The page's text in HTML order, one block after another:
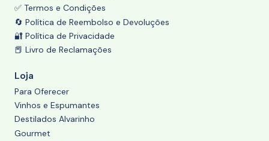
✅ Termos e Condições
🔄 Política de Reembolso e Devoluções
🔐 Política de Privacidade
📕 Livro de Reclamações
Loja
Para Oferecer
Vinhos e Espumantes
Destilados Alvarinho
Gourmet